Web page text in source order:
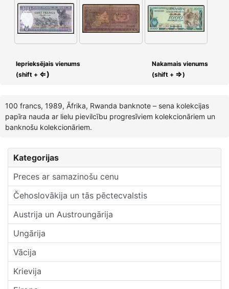
Kategorijas
Preces ar samazinošu cenu
Čehoslovākija un tās pēctecvalstis
Austrija un Austroungārija
Ungārija
Vācija
Krievija
Ieprieksējais vienums
(shift + ⇐)
Nakamais vienums
(shift + ⇒)
100 francs, 1989, Āfrika, Rwanda banknote – sena kolekcijas
papīra nauda ar lielu pievilcību progresīviem kolekcionāriem un
banknošu kolekcionāriem.